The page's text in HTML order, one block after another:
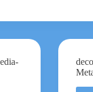
sexualisierte
Gewalt